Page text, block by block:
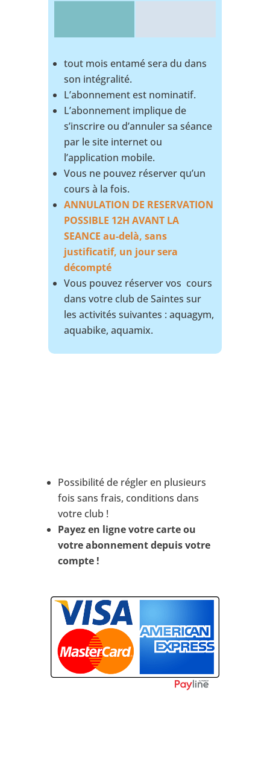
tout mois entamé sera du dans
son intégralité.
L’abonnement est nominatif.
L’abonnement implique de
s’inscrire ou d’annuler sa séance
par le site internet ou
l’application mobile.
Vous ne pouvez réserver qu’un
cours à la fois.
ANNULATION DE RESERVATION
POSSIBLE 12H AVANT LA
SEANCE au-delà, sans
justificatif, un jour sera
décompté
Vous pouvez réserver vos cours
dans votre club de Saintes sur
les activités suivantes : aquagym,
aquabike, aquamix.
Possibilité de régler en plusieurs
fois sans frais, conditions dans
votre club !
Payez en ligne votre carte ou
votre abonnement depuis votre
compte !